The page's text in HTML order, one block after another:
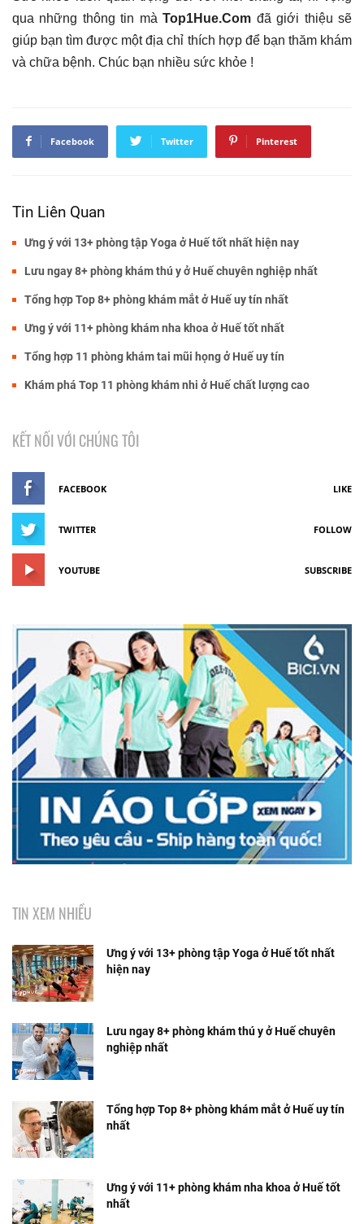
qua những thông tin màTop1Hue.Com đã giới thiệu sẽ
giúp bạn tìm được một địa chỉ thích hợp để bạn thăm khám
và chữa bệnh. Chúc bạn nhiều sức khỏe !
Facebook Twitter Pinterest
Tin Liên Quan
Ưng ý với 13+ phòng tập Yoga ở Huế tốt nhất hiện nay
Lưu ngay 8+ phòng khám thú y ở Huế chuyên nghiệp nhất
Tổng hợp Top 8+ phòng khám mắt ở Huế uy tín nhất
Ưng ý với 11+ phòng khám nha khoa ở Huế tốt nhất
Tổng hợp 11 phòng khám tai mũi họng ở Huế uy tín
Khám phá Top 11 phòng khám nhi ở Huế chất lượng cao
KẾT NỐI VỚI CHÚNG TÔI
FACEBOOK LIKE
TWITTER FOLLOW
YOUTUBE SUBSCRIBE
TIN XEM NHIỀU
Ưng ý với 13+ phòng tập Yoga ở Huế tốt nhất
hiện nay
Lưu ngay 8+ phòng khám thú y ở Huế chuyên
nghiệp nhất
Tổng hợp Top 8+ phòng khám mắt ở Huế uy tín
nhất
Ưng ý với 11+ phòng khám nha khoa ở Huế tốt
nhất